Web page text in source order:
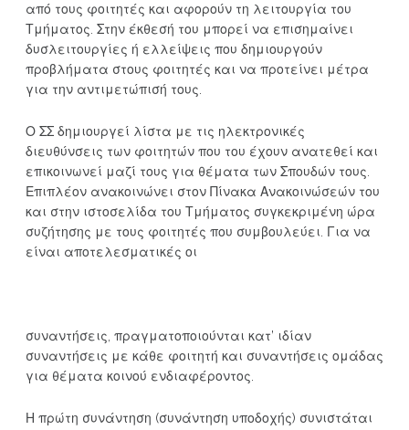
από τους φοιτητές και αφορούν τη λειτουργία του
Τμήματος. Στην έκθεσή του μπορεί να επισημαίνει
δυσλειτουργίες ή ελλείψεις που δημιουργούν
προβλήματα στους φοιτητές και να προτείνει μέτρα
για την αντιμετώπισή τους.
Ο ΣΣ δημιουργεί λίστα με τις ηλεκτρονικές
διευθύνσεις των φοιτητών που του έχουν ανατεθεί και
επικοινωνεί μαζί τους για θέματα των Σπουδών τους.
Επιπλέον ανακοινώνει στον Πίνακα Ανακοινώσεών του
και στην ιστοσελίδα του Τμήματος συγκεκριμένη ώρα
συζήτησης με τους φοιτητές που συμβουλεύει. Για να
είναι αποτελεσματικές οι
συναντήσεις, πραγματοποιούνται κατ’ ιδίαν
συναντήσεις με κάθε φοιτητή και συναντήσεις ομάδας
για θέματα κοινού ενδιαφέροντος.
Η πρώτη συνάντηση (συνάντηση υποδοχής) συνιστάται